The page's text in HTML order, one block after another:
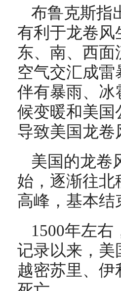
布鲁克斯指
有利于龙卷风
东、南、西
空气交汇成
伴有暴雨、冰
候变暖和美国
导致美国龙卷
美国的龙卷
始，逐渐往北
高峰，基本结
1500年左
记录以来，美
越密苏里、伊